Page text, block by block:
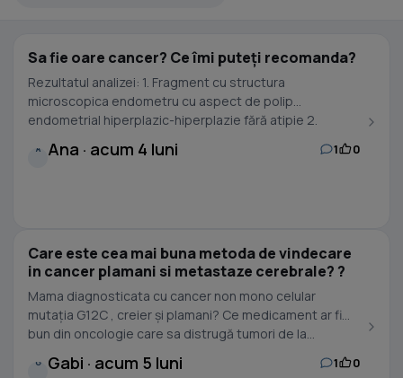
Sa fie oare cancer? Ce îmi puteți recomanda?
Rezultatul analizei: 1. Fragment cu structura
microscopica endometru cu aspect de polip
endometrial hiperplazic-hiperplazie fără atipie 2.
A Ana · acum 4 luni 1 0
Care este cea mai buna metoda de vindecare
in cancer plamani si metastaze cerebrale? ?
Mama diagnosticata cu cancer non mono celular
mutația G12C , creier și plamani? Ce medicament ar fi
bun din oncologie care sa distrugă tumori de la...
G Gabi · acum 5 luni 1 0